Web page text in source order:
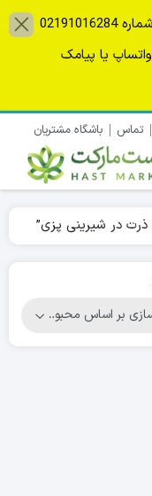
در صورت بروز هر گونه مشکل لطفا با شماره 02191016284
طریق واتساپ یا پیامک
تماس باشگاه مشتریان
در شیرینی پزی”